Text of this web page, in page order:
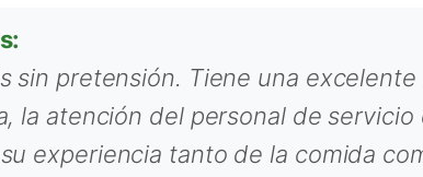
sin pretensión. Tiene una
la atención del personal de
experiencia tanto de la comida